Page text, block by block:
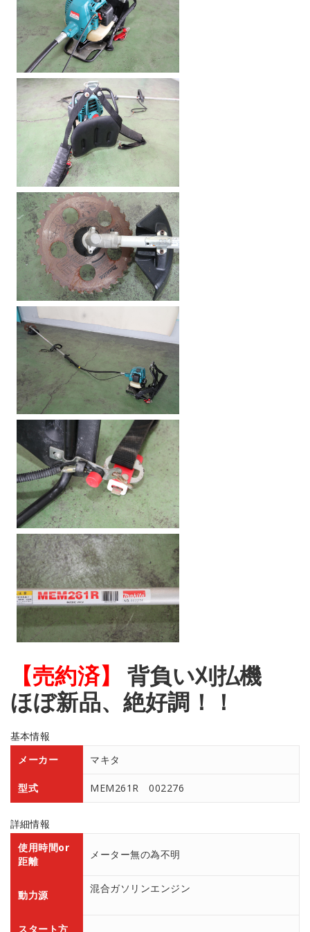
【売約済】
背負い刈払機
ほぼ新品、絶好調！！
基本情報
メーカー
マキタ
型式 MEM261R 002276
詳細情報
使用時間or
距離
メーター無の為不明
動力源
混合ガソリンエンジン
スタート方